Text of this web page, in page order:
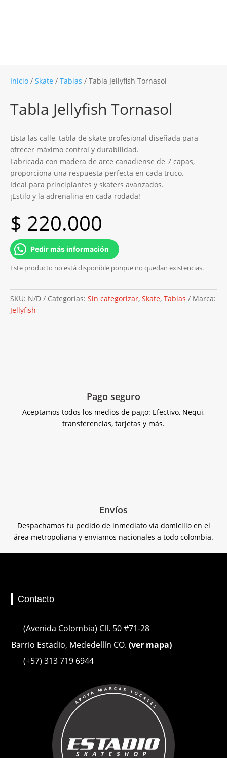
Inicio / Skate / Tablas / Tabla Jellyfish Tornasol
Tabla Jellyfish Tornasol
Lista las calle, tabla de skate profesional diseñada para
ofrecer máximo control y durabilidad.
Fabricada con madera de arce canadiense de 7 capas,
proporciona una respuesta perfecta en cada truco.
Ideal para principiantes y skaters avanzados.
¡Estilo y la adrenalina en cada rodada!
$ 220.000
Pedir más información
Este producto no está disponible porque no quedan existencias.
SKU: N/D Categorías: Sin categorizar, Skate, Tablas
Marca:
Jellyfish
Pago seguro
Aceptamos todos los medios de pago: Efectivo, Nequi,
transferencias, tarjetas y más.
Envíos
Despachamos tu pedido de inmediato vía domicilio en el
área metropoliana y enviamos nacionales a todo colombia.
Contacto
(Avenida Colombia) Cll. 50 #71-28
Barrio Estadio, Mededellín CO.(ver mapa)
(+57) 313 719 6944